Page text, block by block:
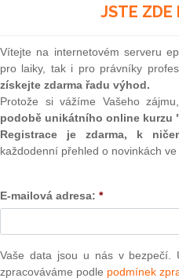
No 1360/2002 of 13 June
progress Council Regulation
road transport (1)
právo |www.epravo.cz
JSTE ZDE
Vítejte na internetovém serveru
pro laiky, tak i pro právníky
získejte zdarma řadu výhod.
Protože si vážíme Vašeho
podobě unikátního online kurzu
Registrace je zdarma, k
každodenní přehled o novinkách ve
E-mailová adresa: *
Vaše data jsou u nás v bezpečí.
zpracováváme podle podmínek